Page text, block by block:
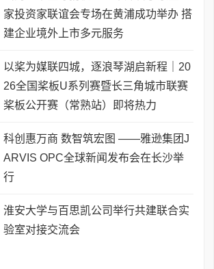
家投资家联谊会专场在黄浦成功举办 搭
建企业境外上市多元服务
以桨为媒联四城，逐浪琴湖启新程｜20
26全国桨板U系列赛暨长三角城市联赛
桨板公开赛（常熟站）即将热力
科创惠万商 数智筑宏图 ——雅逊集团J
ARVIS OPC全球新闻发布会在长沙举
行
淮安大学与百思凯公司举行共建联合实
验室对接交流会